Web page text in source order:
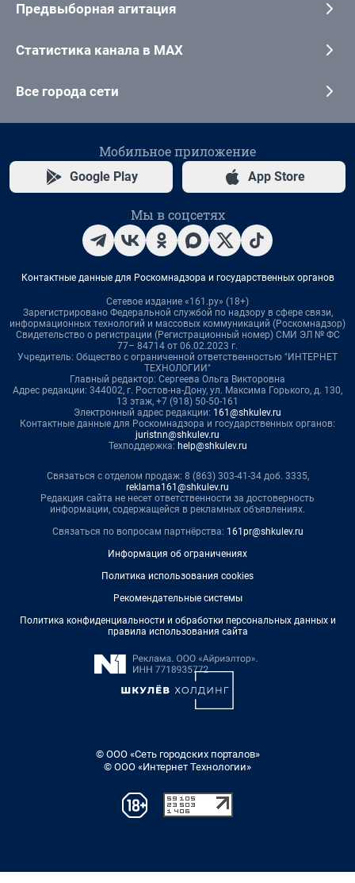
Предвыборная агитация
Статистика канала в MAX
Все города сети
Мобильное приложение
Google Play App Store
Мы в соцсетях
Контактные данные для Роскомнадзора и государственных органов
Сетевое издание «161.ру» (18+)
Зарегистрировано Федеральной службой по надзору в сфере связи,
информационных технологий и массовых коммуникаций (Роскомнадзор)
Свидетельство о регистрации (Регистрационный номер) СМИ ЭЛ № ФС
77– 84714 от 06.02.2023 г.
Учредитель: Общество с ограниченной ответственностью "ИНТЕРНЕТ
ТЕХНОЛОГИИ"
Главный редактор: Сергеева Ольга Викторовна
Адрес редакции: 344002, г. Ростов-на-Дону, ул. Максима Горького, д. 130,
13 этаж, +7 (918) 50-50-161
Электронный адрес редакции: 161@shkulev.ru
Контактные данные для Роскомнадзора и государственных органов:
juristnn@shkulev.ru
Техподдержка: help@shkulev.ru
Связаться с отделом продаж: 8 (863) 303-41-34 доб. 3335,
reklama161@shkulev.ru
Редакция сайта не несет ответственности за достоверность
информации, содержащейся в рекламных объявлениях.
Связаться по вопросам партнёрства: 161pr@shkulev.ru
Информация об ограничениях
Политика использования cookies
Рекомендательные системы
Политика конфиденциальности и обработки персональных данных и
правила использования сайта
© ООО «Сеть городских порталов»
© ООО «Интернет Технологии»